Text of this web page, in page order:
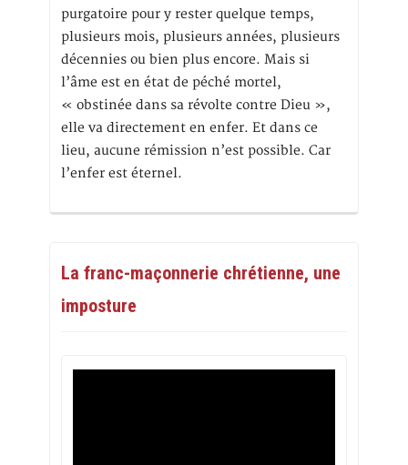
purgatoire pour y rester quelque temps,
plusieurs mois, plusieurs années, plusieurs
décennies ou bien plus encore. Mais si
l’âme est en état de péché mortel,
« obstinée dans sa révolte contre Dieu »,
elle va directement en enfer. Et dans ce
lieu, aucune rémission n’est possible. Car
l’enfer est éternel.
La franc-maçonnerie chrétienne, une
imposture